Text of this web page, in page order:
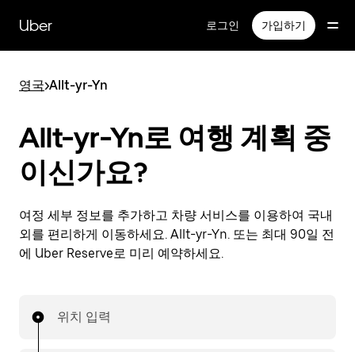
Uber 로그인 가입하기
영국>Allt-yr-Yn
Allt-yr-Yn로 여행 계획 중
이신가요?
여정 세부 정보를 추가하고 차량 서비스를 이용하여 국내
외를 편리하게 이동하세요. Allt-yr-Yn. 또는 최대 90일 전
에 Uber Reserve로 미리 예약하세요.
위치 입력